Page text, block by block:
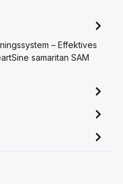
– Effektives
samaritan SAM